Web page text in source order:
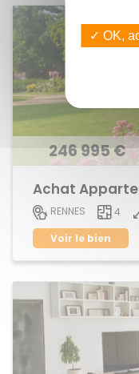
246 995 €
RENNES 4
Voir le bien
✓ OK,